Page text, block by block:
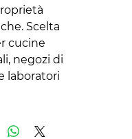
Scelta
cucine
negozi di
laboratori